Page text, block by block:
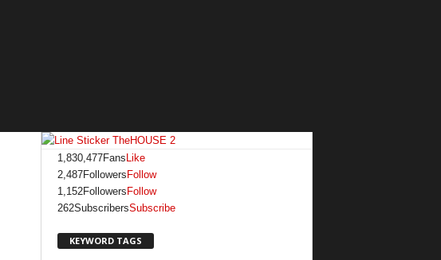
1,830,477Fans Like
2,487Followers Follow
1,152Followers Follow
262SubscribersSubscribe
KEYWORD TAGS